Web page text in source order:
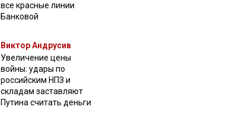
все красные линии
Банковой
Виктор Андрусив
Увеличение цены
войны: удары по
российским НПЗ и
складам заставляют
Путина считать деньги